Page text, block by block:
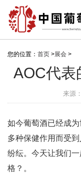
您的位置： 首页 >展会 >
AOC代表
来源：
如今葡萄酒已经成
多种保健作用而受
纷纭。今天让我们
格？。